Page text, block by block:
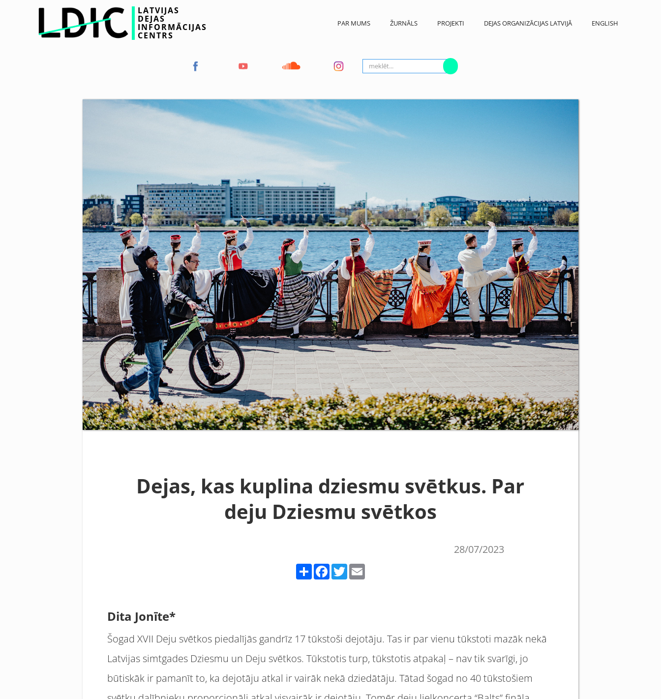
LATVIJAS
DEJAS
INFORMĀCIJAS
CENTRS
PAR MUMS ŽURNĀLS PROJEKTI DEJAS ORGANIZĀCIJAS LATVIJĀ ENGLISH
Dejas, kas kuplina dziesmu svētkus. Par
deju Dziesmu svētkos
28/07/2023
Share FacebookTwitter
Dita Jonīte*
Šogad XVII Deju svētkos piedalījās gandrīz 17 tūkstoši dejotāju. Tas ir par vienu tūkstoti mazāk nekā
Latvijas simtgades Dziesmu un Deju svētkos. Tūkstotis turp, tūkstotis atpakaļ – nav tik svarīgi, jo
būtiskāk ir pamanīt to, ka dejotāju atkal ir vairāk nekā dziedātāju. Tātad šogad no 40 tūkstošiem